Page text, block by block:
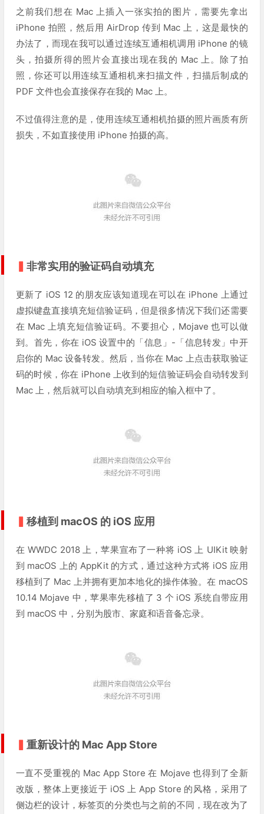
之前我们想在 Mac 上插入一张实拍的图片，需要先拿出
iPhone 拍照，然后用 AirDrop 传到 Mac 上，这是最快的
办法了，而现在我可以通过连续互通相机调用 iPhone 的镜
头，拍摄所得的照片会直接出现在我的 Mac 上。除了拍
照，你还可以用连续互通相机来扫描文件，扫描后制成的
PDF 文件也会直接保存在我的 Mac 上。
不过值得注意的是，使用连续互通相机拍摄的照片画质有所
损失，不如直接使用 iPhone 拍摄的高。
非常实用的验证码自动填充
更新了 iOS 12 的朋友应该知道现在可以在 iPhone 上通过
虚拟键盘直接填充短信验证码，但是很多情况下我们还需要
在 Mac 上填充短信验证码。不要担心，Mojave 也可以做
到。首先，你在 iOS 设置中的「信息」-「信息转发」中开
启你的 Mac 设备转发。然后，当你在 Mac 上点击获取验证
码的时候，你在 iPhone 上收到的短信验证码会自动转发到
Mac 上，然后就可以自动填充到相应的输入框中了。
移植到 macOS 的 iOS 应用
在 WWDC 2018 上，苹果宣布了一种将 iOS 上 UIKit 映射
到 macOS 上的 AppKit 的方式，通过这种方式将 iOS 应用
移植到了 Mac 上并拥有更加本地化的操作体验。在 macOS
10.14 Mojave 中，苹果率先移植了 3 个 iOS 系统自带应用
到 macOS 中，分别为股市、家庭和语音备忘录。
重新设计的 Mac App Store
一直不受重视的 Mac App Store 在 Mojave 也得到了全新
改版，整体上更接近于 iOS 上 App Store 的风格，采用了
侧边栏的设计，标签页的分类也与之前的不同，现在改为了